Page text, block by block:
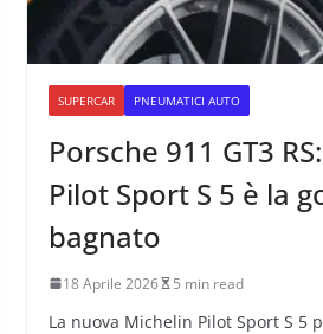
SUPERCAR PNEUMATICI AUTO
Porsche 911 GT3
Pilot Sport S 5 è la
bagnato
18 Aprile 2026 5 min read
La nuova Michelin Pilot Sport S 5